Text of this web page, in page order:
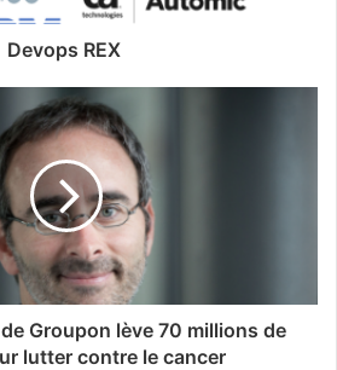
Devops REX
Groupon lève 70 millions de
lutter contre le cancer